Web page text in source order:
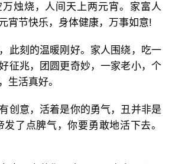
烛烧，人间天上两元宵。家富人
宵节快乐，身体健康，万事如意!
此刻的温暖刚好。家人围绕，吃一
征兆，团圆更奇妙，一家老小，个
生活真好。
创意，活着是你的勇气，丑并非是
了点脾气，你要勇敢地活下去。